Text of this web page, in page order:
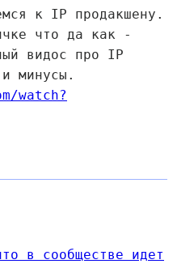
к IP продакшену.
что да как -
видос про IP
минусы.
watch?
в сообществе идет